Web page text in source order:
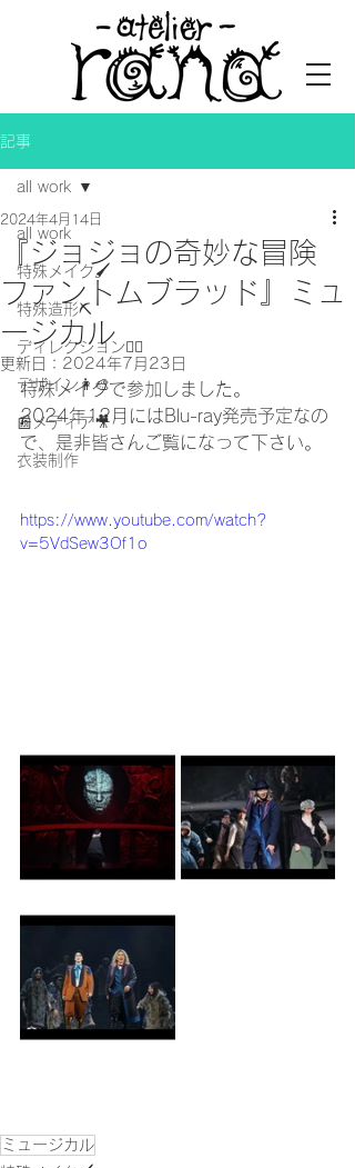
記事
all work
特殊メイク🖌
特殊造形⛏
ディレクション👯‍♀️
デザイン👩‍🎨
📰メディア🎥
衣装制作
all work
『ジョジョの奇妙な冒険
ファントムブラッド』ミュ
ージカル
2024年4月14日
更新日： 2024年7月23日
特殊メイクで参加しました。
2024年12月にはBlu-ray発売予定なの
で、是非皆さんご覧になって下さい。
https://www.youtube.com/watch?
v=5VdSew3Of1o
ミュージカル